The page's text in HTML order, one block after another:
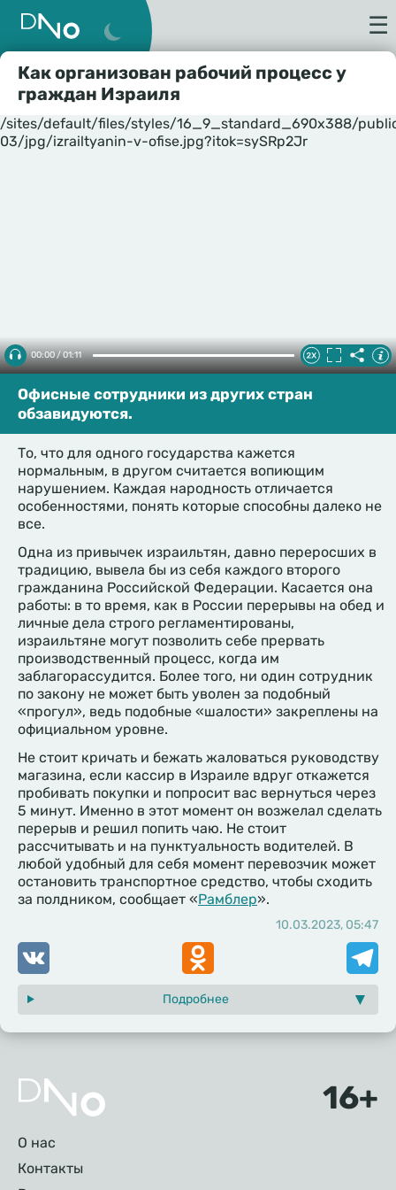
☰
Как организован рабочий процесс у
граждан Израиля
/sites/default/files/styles/16_9_standard_690x388/
03/jpg/izrailtyanin-v-ofise.jpg?itok=sySRp2Jr
00:00 / 01:11
Офисные сотрудники из других стран
обзавидуются.
То, что для одного государства кажется
нормальным, в другом считается вопиющим
нарушением. Каждая народность отличается
особенностями, понять которые способны далеко не
все.
Одна из привычек израильтян, давно переросших в
традицию, вывела бы из себя каждого второго
гражданина Российской Федерации. Касается она
работы: в то время, как в России перерывы на обед и
личные дела строго регламентированы,
израильтяне могут позволить себе прервать
производственный процесс, когда им
заблагорассудится. Более того, ни один сотрудник
по закону не может быть уволен за подобный
«прогул», ведь подобные «шалости» закреплены на
официальном уровне.
Не стоит кричать и бежать жаловаться руководству
магазина, если кассир в Израиле вдруг откажется
пробивать покупки и попросит вас вернуться через
5 минут. Именно в этот момент он возжелал сделать
перерыв и решил попить чаю. Не стоит
рассчитывать и на пунктуальность водителей. В
любой удобный для себя момент перевозчик может
остановить транспортное средство, чтобы сходить
за полдником, сообщает «Рамблер».
10.03.2023, 05:47
VK Odnoklassniki
Подробнее
Подвал
О нас
Контакты